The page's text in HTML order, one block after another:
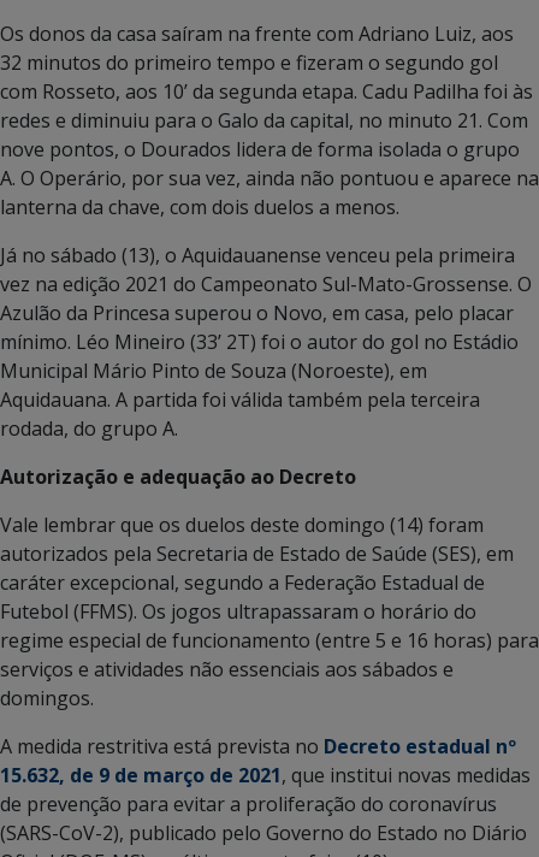
Os donos da casa saíram na frente com Adriano Luiz, aos
32 minutos do primeiro tempo e fizeram o segundo gol
com Rosseto, aos 10’ da segunda etapa. Cadu Padilha foi às
redes e diminuiu para o Galo da capital, no minuto 21. Com
nove pontos, o Dourados lidera de forma isolada o grupo
A. O Operário, por sua vez, ainda não pontuou e aparece na
lanterna da chave, com dois duelos a menos.
Já no sábado (13), o Aquidauanense venceu pela primeira
vez na edição 2021 do Campeonato Sul-Mato-Grossense. O
Azulão da Princesa superou o Novo, em casa, pelo placar
mínimo. Léo Mineiro (33’ 2T) foi o autor do gol no Estádio
Municipal Mário Pinto de Souza (Noroeste), em
Aquidauana. A partida foi válida também pela terceira
rodada, do grupo A.
Autorização e adequação ao Decreto
Vale lembrar que os duelos deste domingo (14) foram
autorizados pela Secretaria de Estado de Saúde (SES), em
caráter excepcional, segundo a Federação Estadual de
Futebol (FFMS). Os jogos ultrapassaram o horário do
regime especial de funcionamento (entre 5 e 16 horas) para
serviços e atividades não essenciais aos sábados e
domingos.
A medida restritiva está prevista no Decreto estadual nº
15.632, de 9 de março de 2021, que institui novas medidas
de prevenção para evitar a proliferação do coronavírus
(SARS-CoV-2), publicado pelo Governo do Estado no Diário